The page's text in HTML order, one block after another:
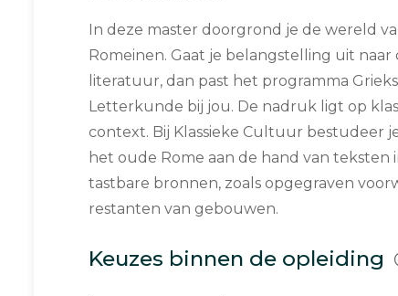
In deze master doorgrond je de wereld
Romeinen. Gaat je belangstelling uit naar
literatuur, dan past het programma
Letterkunde bij jou. De nadruk ligt op
context. Bij Klassieke Cultuur bestudeer
het oude Rome aan de hand van teksten
tastbare bronnen, zoals opgegraven
restanten van gebouwen.
Keuzes binnen de opleiding